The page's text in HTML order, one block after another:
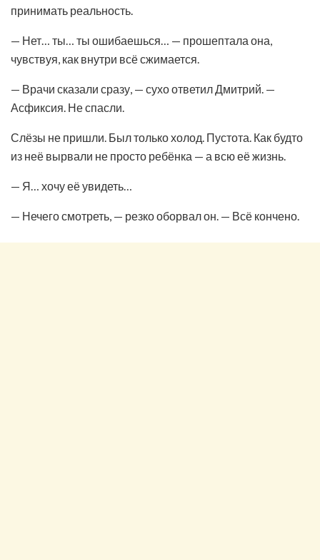
принимать реальность.
— Нет… ты… ты ошибаешься… — прошептала она,
чувствуя, как внутри всё сжимается.
— Врачи сказали сразу, — сухо ответил Дмитрий. —
Асфиксия. Не спасли.
Слёзы не пришли. Был только холод. Пустота. Как будто
из неё вырвали не просто ребёнка — а всю её жизнь.
— Я… хочу её увидеть…
— Нечего смотреть, — резко оборвал он. — Всё кончено.